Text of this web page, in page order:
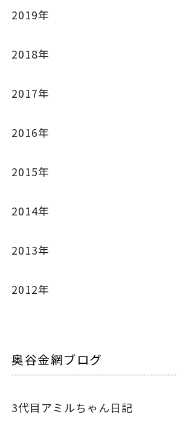
2019年
2018年
2017年
2016年
2015年
2014年
2013年
2012年
奥谷金網ブログ
3代目アミルちゃん日記